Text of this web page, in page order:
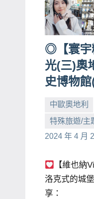
達
人
對
象。
★
◎【寰宇
光(三)奧
史博物
中歐奧地利
特殊旅遊/主
2024 年 4 月
小
芳
No
comments
【維也納
洛克式的城
享：